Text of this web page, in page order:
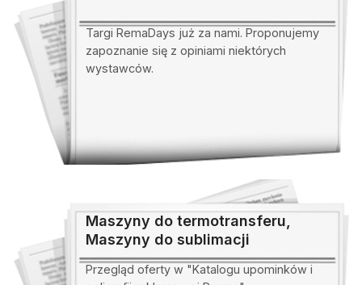
Targi RemaDays już za nami. Proponujemy
zapoznanie się z opiniami niektórych
wystawców.
Maszyny do termotransferu,
Maszyny do sublimacji
Przegląd oferty w "Katalogu upominków i